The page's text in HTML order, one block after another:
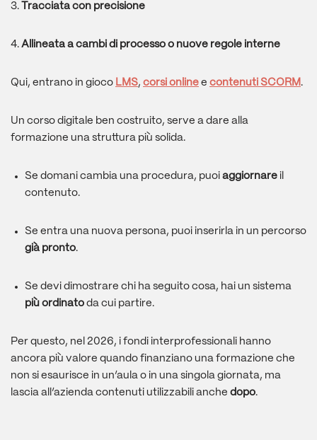
3. Tracciata con precisione
4. Allineata a cambi di processo o nuove regole interne
Qui, entrano in gioco LMS, corsi online e contenuti SCORM .
Un corso digitale ben costruito, serve a dare alla
formazione una struttura più solida.
Se domani cambia una procedura, puoi aggiornare il
contenuto.
Se entra una nuova persona, puoi inserirla in un percorso
già pronto.
Se devi dimostrare chi ha seguito cosa, hai un sistema
più ordinato da cui partire.
Per questo, nel 2026, i fondi interprofessionali hanno
ancora più valore quando finanziano una formazione che
non si esaurisce in un’aula o in una singola giornata, ma
lascia all’azienda contenuti utilizzabili anche dopo.